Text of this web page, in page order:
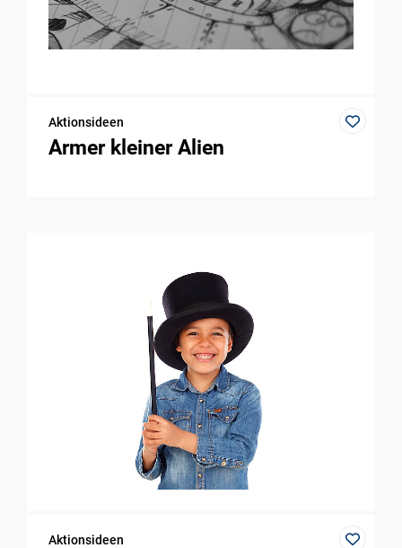
Aktionsideen
Armer kleiner Alien
Aktionsideen